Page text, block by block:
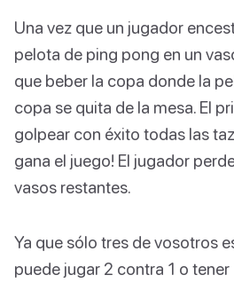
Una vez que un jugador
pelota de ping pong en un
que beber la copa donde la
copa se quita de la mesa. El
golpear con éxito todas las
gana el juego! El jugador
vasos restantes.
Ya que sólo tres de vosotros
puede jugar 2 contra 1 o